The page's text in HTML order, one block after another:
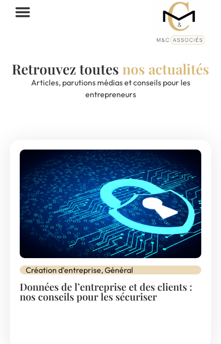
Retrouvez toutes nos actualités
Articles, parutions médias et conseils pour les
entrepreneurs
Création d'entreprise,Général
Données de l’entreprise et des clients :
nos conseils pour les sécuriser